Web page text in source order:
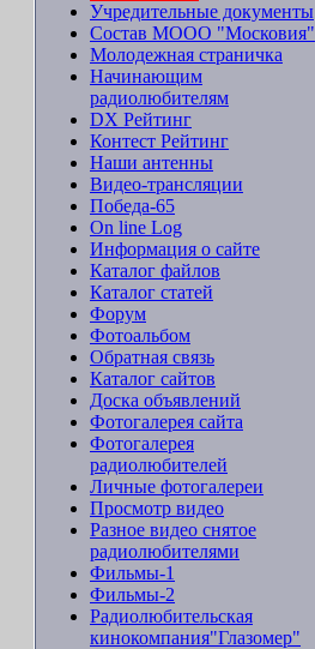
Учредительные документы
Состав МООО "Московия"
Молодежная страничка
Начинающим
радиолюбителям
DX Рейтинг
Контест Рейтинг
Наши антенны
Видео-трансляции
Победа-65
On line Log
Информация о сайте
Каталог файлов
Каталог статей
Форум
Фотоальбом
Обратная связь
Каталог сайтов
Доска объявлений
Фотогалерея сайта
Фотогалерея
радиолюбителей
Личные фотогалереи
Просмотр видео
Разное видео снятое
радиолюбителями
Фильмы-1
Фильмы-2
Радиолюбительская
кинокомпания"Глазомер"